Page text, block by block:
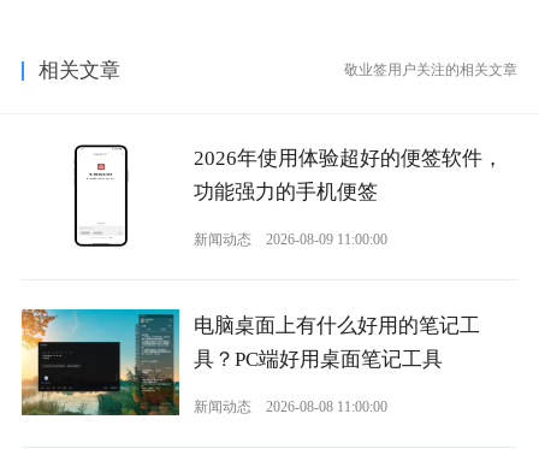
相关文章 敬业签用户关注的相关文章
2026年使用体验超好的便签软件，
功能强力的手机便签
新闻动态 2026-08-09 11:00:00
电脑桌面上有什么好用的笔记工
具？PC端好用桌面笔记工具
新闻动态 2026-08-08 11:00:00